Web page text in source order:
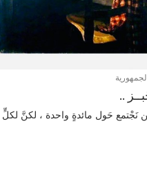
..
نَجْتمع حَول مائدةٍ واحدة ، لكنَّ لكلٍّ